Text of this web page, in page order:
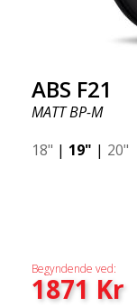
ABS F21
MATT BP-M
18" | 19" | 20"
Begyndende ved:
1871 Kr